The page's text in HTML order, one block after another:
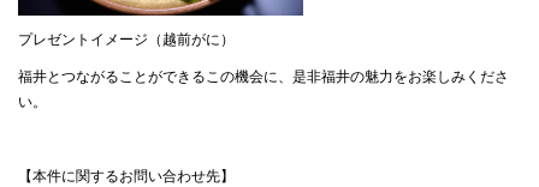
プレゼントイメージ（越前がに）
福井とつながることができるこの機会に、是非福井の魅力をお楽しみくださ
い。
【本件に関するお問い合わせ先】